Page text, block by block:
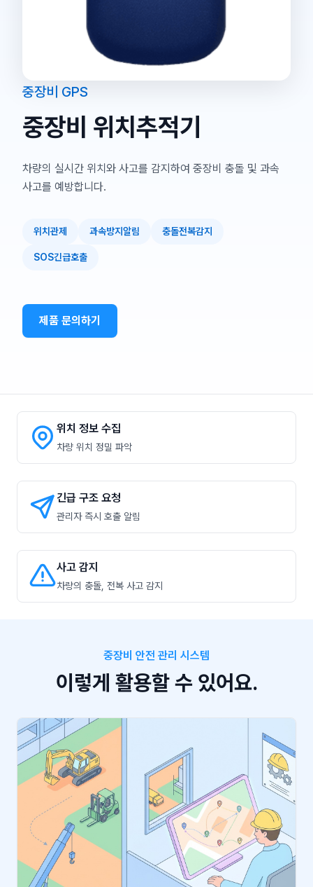
중장비 GPS
중장비 위치추적기
차량의 실시간 위치와 사고를 감지하여 중장비 충돌 및 과속
사고를 예방합니다.
위치관제 과속방지알림 충돌전복감지
SOS긴급호출
제품 문의하기
위치 정보 수집
차량 위치 정밀 파악
긴급 구조 요청
관리자 즉시 호출 알림
사고 감지
차량의 충돌, 전복 사고 감지
중장비 안전 관리 시스템
이렇게 활용할 수 있어요.